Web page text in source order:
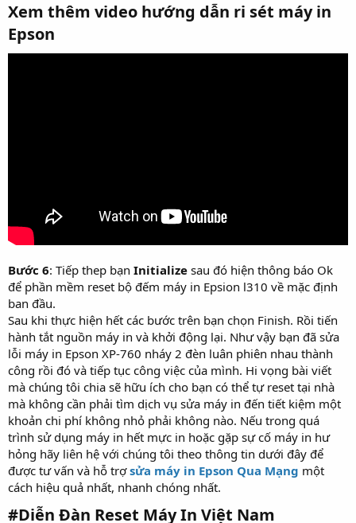
Xem thêm video hướng dẫn ri sét máy in
Epson​
Bước 6: Tiếp thep bạn Initialize sau đó hiện thông báo Ok
để phần mềm reset bộ đếm máy in Epsion l310 về mặc định
ban đầu.
Sau khi thực hiện hết các bước trên bạn chọn Finish. Rồi tiến
hành tắt nguồn máy in và khởi động lại. Như vậy bạn đã sửa
lỗi máy in Epson XP-760 nháy 2 đèn luân phiên nhau thành
công rồi đó và tiếp tục công việc của mình. Hi vọng bài viết
mà chúng tôi chia sẽ hữu ích cho bạn có thể tự reset tại nhà
mà không cần phải tìm dịch vụ sửa máy in đến tiết kiệm một
khoản chi phí không nhỏ phải không nào. Nếu trong quá
trình sử dụng máy in hết mực in hoặc gặp sự cố máy in hư
hỏng hãy liên hệ với chúng tôi theo thông tin dưới đây để
được tư vấn và hỗ trợsửa máy in Epson Qua Mạng một
cách hiệu quả nhất, nhanh chóng nhất.
#Diễn Đàn Reset Máy In Việt Nam